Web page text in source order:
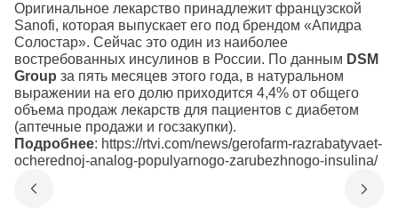
Оригинальное лекарство принадлежит французской
Sanofi, которая выпускает его под брендом «Апидра
Солостар». Сейчас это один из наиболее
востребованных инсулинов в России. По данным DSM
Group за пять месяцев этого года, в натуральном
выражении на его долю приходится 4,4% от общего
объема продаж лекарств для пациентов с диабетом
(аптечные продажи и госзакупки).
Подробнее: https://rtvi.com/news/gerofarm-razrabatyvaet-
ocherednoj-analog-populyarnogo-zarubezhnogo-insulina/